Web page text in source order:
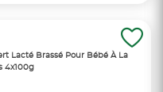
Lacté Brassé Pour Bébé À La
4x100g